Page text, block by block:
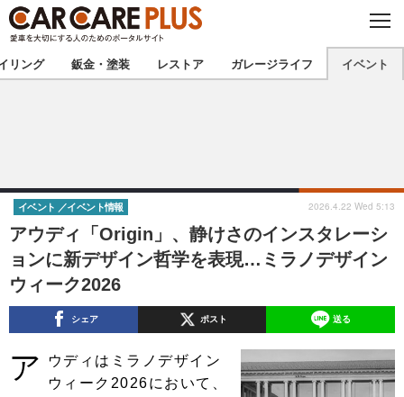
C
O
S
E
★カーケアプラス認定★ 厳選プロショップを地域から探す
甲信越 北陸
東海 関西
中国
注目の記事
リング 鈑金・塗装 レストア ガレージライフ イベント
アウディ「Origin」、静けさのインスタレーシ
ョンに新デザイン哲学を表現…ミラノデザイン
ウィーク2026
イベント イベント情報 2026.4.22 Wed 5:13
シェア ポスト 送る
ア
ウディはミラノデザイン
ウィーク2026において、